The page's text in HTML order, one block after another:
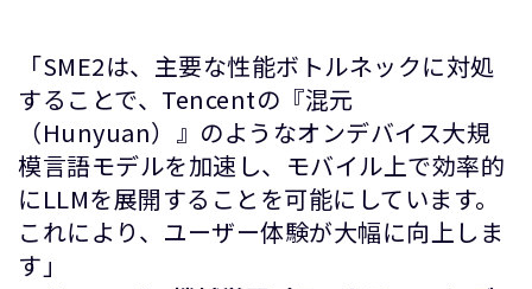
「SME2は、主要な性能ボトルネックに対処
することで、Tencentの『混元
（Hunyuan）』のようなオンデバイス大規
模言語モデルを加速し、モバイル上で効率的
にLLMを展開することを可能にしています。
これにより、ユーザー体験が大幅に向上しま
す」